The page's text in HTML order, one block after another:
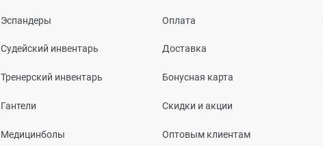
Эспандеры
Судейский инвентарь
Тренерский инвентарь
Гантели
Медицинболы
Оплата
Доставка
Бонусная карта
Скидки и акции
Оптовым клиентам